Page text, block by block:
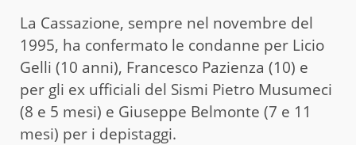
La Cassazione, sempre nel novembre del
1995, ha confermato le condanne per Licio
Gelli (10 anni), Francesco Pazienza (10) e
per gli ex ufficiali del Sismi Pietro Musumeci
(8 e 5 mesi) e Giuseppe Belmonte (7 e 11
mesi) per i depistaggi.